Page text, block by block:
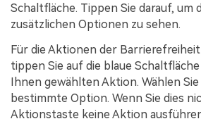
Schaltfläche. Tippen Sie darauf, um
zusätzlichen Optionen zu sehen.
Für die Aktionen der
tippen Sie auf die blaue
Ihnen gewählten Aktion. Wählen Sie
bestimmte Option. Wenn Sie dies
Aktionstaste keine Aktion